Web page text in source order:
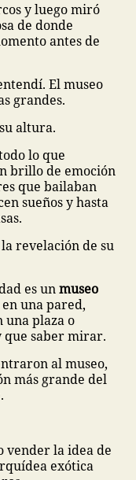
y luego miró
de donde
antes de
El museo
grandes.
altura.
lo que
brillo de emoción
que bailaban
sueños y hasta
revelación de su
es unmuseo
una pared,
una plaza o
que saber mirar.
al museo,
más grande del
vender la idea de
exótica